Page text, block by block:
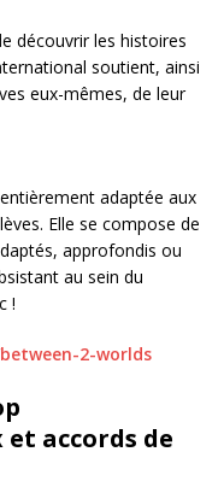
découvrir les histoires
soutient, ainsi
eux-mêmes, de leur
adaptée aux
Elle se compose de
approfondis ou
au sein du
!
2-worlds
accords de